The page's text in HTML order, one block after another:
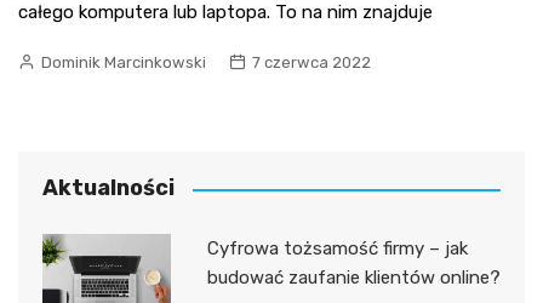
całego komputera lub laptopa. To na nim znajduje
Dominik Marcinkowski 7 czerwca 2022
Aktualności
Cyfrowa tożsamość firmy – jak
budować zaufanie klientów online?